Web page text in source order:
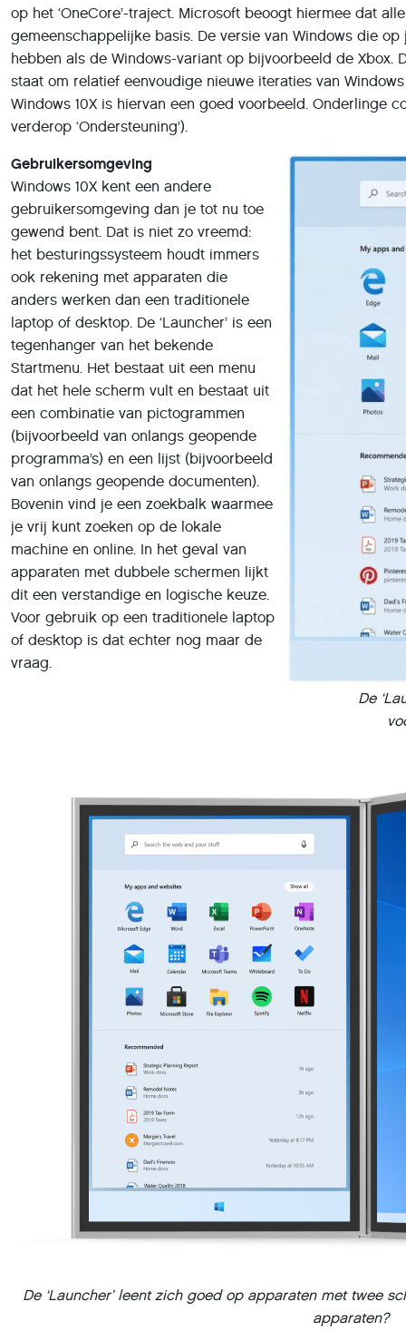
op het ‘OneCore’-traject. Microsoft beoogt hiermee dat
gemeenschappelijke basis. De versie van Windows die
hebben als de Windows-variant op bijvoorbeeld de Xbox.
staat om relatief eenvoudige nieuwe iteraties van
Windows 10X is hiervan een goed voorbeeld. Onderlinge
verderop ‘Ondersteuning’).
De
Gebruikersomgeving
Windows 10X kent een andere
gebruikersomgeving dan je tot nu toe
gewend bent. Dat is niet zo vreemd:
het besturingssysteem houdt immers
ook rekening met apparaten die
anders werken dan een traditionele
laptop of desktop. De ‘Launcher’ is een
tegenhanger van het bekende
Startmenu. Het bestaat uit een menu
dat het hele scherm vult en bestaat uit
een combinatie van pictogrammen
(bijvoorbeeld van onlangs geopende
programma’s) en een lijst (bijvoorbeeld
van onlangs geopende documenten).
Bovenin vind je een zoekbalk waarmee
je vrij kunt zoeken op de lokale
machine en online. In het geval van
apparaten met dubbele schermen lijkt
dit een verstandige en logische keuze.
Voor gebruik op een traditionele laptop
of desktop is dat echter nog maar de
vraag.
De ‘Launcher’ leent zich goed op apparaten met twee
apparaten?